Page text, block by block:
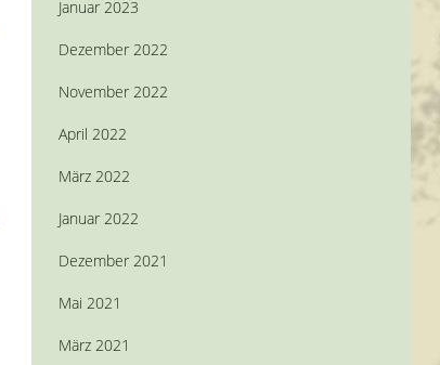
Januar 2023
Dezember 2022
November 2022
April 2022
März 2022
Januar 2022
Dezember 2021
Mai 2021
März 2021